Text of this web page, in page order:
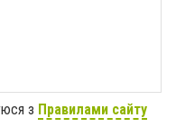
з Правилами сайту